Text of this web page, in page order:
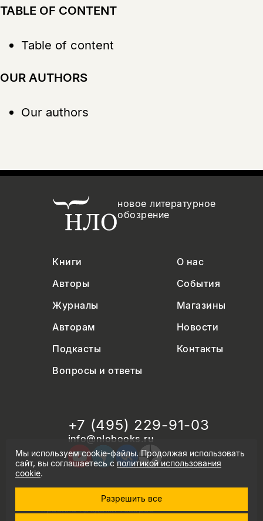
TABLE OF CONTENT
Table of content
OUR AUTHORS
Our authors
новое литературное
обозрение
Книги
О нас
Авторы
События
Журналы
Магазины
Авторам
Новости
Подкасты
Контакты
Вопросы и ответы
+7 (495) 229-91-03
info@nlobooks.ru
© Новое литературное обозрение. 2026
правила продажи товаров
Мы используем cookie-файлы. Продолжая использовать
сайт, вы соглашаетесь сполитикой использования
cookie.
Разрешить все